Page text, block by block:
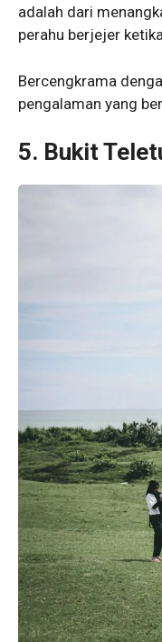
adalah dari
perahu berjejer
Bercengkrama
pengalaman yang
5. Bukit